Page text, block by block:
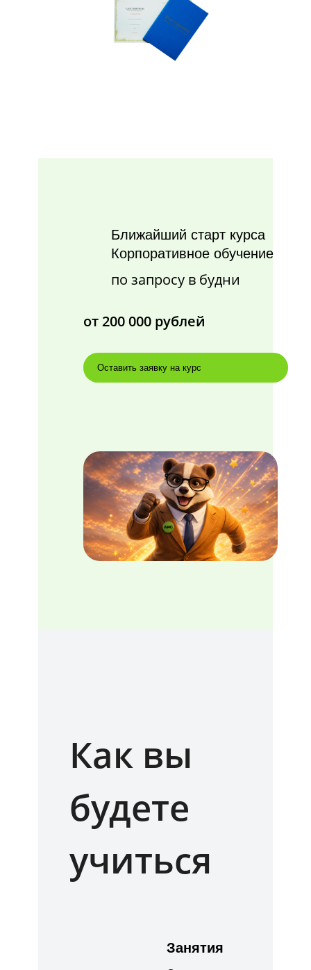
Ближайший старт курса
Корпоративное обучение
по запросу в будни
от 200 000 рублей
Оставить заявку на курс
Как вы
будете
учиться
Занятия